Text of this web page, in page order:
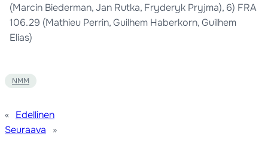
(Marcin Biederman, Jan Rutka, Fryderyk Pryjma), 6) FRA
106.29 (Mathieu Perrin, Guilhem Haberkorn, Guilhem
Elias)
NMM
« Edellinen
Seuraava
»